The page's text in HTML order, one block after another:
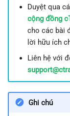
Duyệt qua
cộng đồng
cho các bài
lời hữu ích
Liên hệ với
Ghi chú